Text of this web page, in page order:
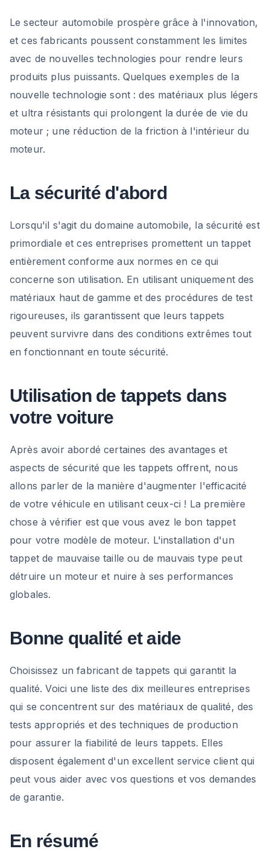
Le secteur automobile prospère grâce à l'innovation,
et ces fabricants poussent constamment les limites
avec de nouvelles technologies pour rendre leurs
produits plus puissants. Quelques exemples de la
nouvelle technologie sont : des matériaux plus légers
et ultra résistants qui prolongent la durée de vie du
moteur ; une réduction de la friction à l'intérieur du
moteur.
La sécurité d'abord
Lorsqu'il s'agit du domaine automobile, la sécurité est
primordiale et ces entreprises promettent un tappet
entièrement conforme aux normes en ce qui
concerne son utilisation. En utilisant uniquement des
matériaux haut de gamme et des procédures de test
rigoureuses, ils garantissent que leurs tappets
peuvent survivre dans des conditions extrêmes tout
en fonctionnant en toute sécurité.
Utilisation de tappets dans
votre voiture
Après avoir abordé certaines des avantages et
aspects de sécurité que les tappets offrent, nous
allons parler de la manière d'augmenter l'efficacité
de votre véhicule en utilisant ceux-ci ! La première
chose à vérifier est que vous avez le bon tappet
pour votre modèle de moteur. L'installation d'un
tappet de mauvaise taille ou de mauvais type peut
détruire un moteur et nuire à ses performances
globales.
Bonne qualité et aide
Choisissez un fabricant de tappets qui garantit la
qualité. Voici une liste des dix meilleures entreprises
qui se concentrent sur des matériaux de qualité, des
tests appropriés et des techniques de production
pour assurer la fiabilité de leurs tappets. Elles
disposent également d'un excellent service client qui
peut vous aider avec vos questions et vos demandes
de garantie.
En résumé